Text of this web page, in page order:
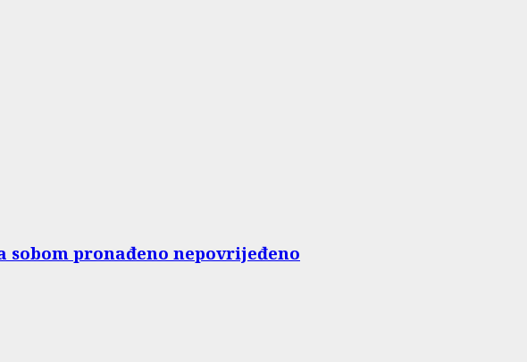
pronađeno nepovrijeđeno